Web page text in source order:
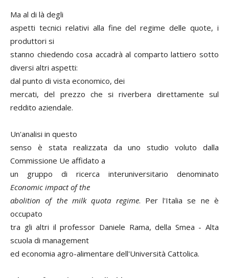
Ma al di là degli
aspetti tecnici relativi alla fine del regime delle quote, i
produttori si
stanno chiedendo cosa accadrà al comparto lattiero sotto
diversi altri aspetti:
dal punto di vista economico, dei
mercati, del prezzo che si riverbera direttamente sul
reddito aziendale.
Un'analisi in questo
senso è stata realizzata da uno studio voluto dalla
Commissione Ue affidato a
un gruppo di ricerca interuniversitario denominato
Economic impact of the
abolition of the milk quota regime. Per l'Italia se ne è
occupato
tra gli altri il professor Daniele Rama, della Smea - Alta
scuola di management
ed economia agro-alimentare dell'Università Cattolica.